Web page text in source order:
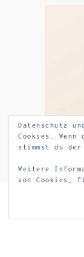
Datenschutz
Cookies.
stimmst du der
Weitere
von Cookies,